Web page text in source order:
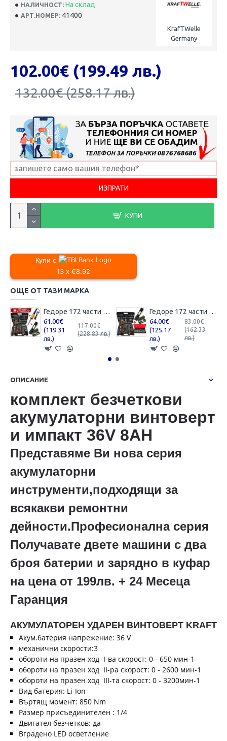
НАЛИЧНОСТ: На склад
АРТ.НОМЕР: 41400
KrafTWelle
Germany
132.00€ (258.17 лв.)
102.00€ (199.49 лв.)
КУПИ
Купи с
13 x €8.92
ОЩЕ ОТ ТАЗИ МАРКА
Гедоре 172 части KrafTWelle + 2 ПОДАРЪКА - Поялник 80W и USB Фенер
61.00€
(119.31
лв.)
117.00€
(228.83 лв.)
Гедоре 172 части KrafTWelle + Накрайници 41 части
64.00€
(125.17
лв.)
83.00€
(162.33
лв.)
ОПИСАНИЕ
комплект безчеткови
акумулаторни винтоверт
и импакт 36V 8AH
Представяме Ви нова серия
акумулаторни
инструменти,подходящи за
всякакви ремонтни
дейности.Професионална серия
Получавате двете машини с два
броя батерии и зарядно в куфар
на цена от 199лв. + 24 Месеца
Гаранция
АКУМУЛАТОРЕН УДАРЕН ВИНТОВЕРТ KRAFT
Акум.батерия напрежение: 36 V
механични скорости:3
обороти на празен ход I-ва скорост: 0 - 650 мин-1
обороти на празен ход II-ра скорост: 0 - 2600 мин-1
обороти на празен ход III-та скорост: 0 - 3200мин-1
Вид батерия: Li-Ion
Въртящ момент: 850 Nm
Размер присъединителен : 1/4
Двигател безчетков: да
Вградено LED осветление